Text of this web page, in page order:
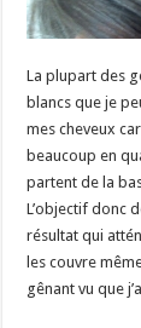
La plupart des
blancs que je
mes cheveux
beaucoup en
partent de la
L’objectif donc
résultat qui
les couvre
gênant vu que